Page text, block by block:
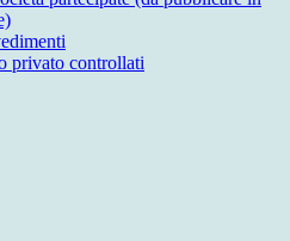
privato controllati